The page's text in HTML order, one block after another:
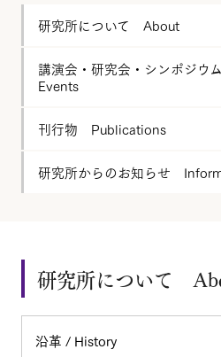
研究所について About
講演会・研究会・シンポジウ
Events
刊行物 Publications
研究所からのお知らせ
研究所について
沿革 / History